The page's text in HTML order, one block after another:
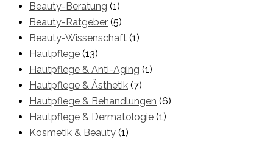
Beauty-Beratung (1)
Beauty-Ratgeber (5)
Beauty-Wissenschaft (1)
Hautpflege (13)
Hautpflege & Anti-Aging (1)
Hautpflege & Ästhetik (7)
Hautpflege & Behandlungen (6)
Hautpflege & Dermatologie (1)
Kosmetik & Beauty (1)